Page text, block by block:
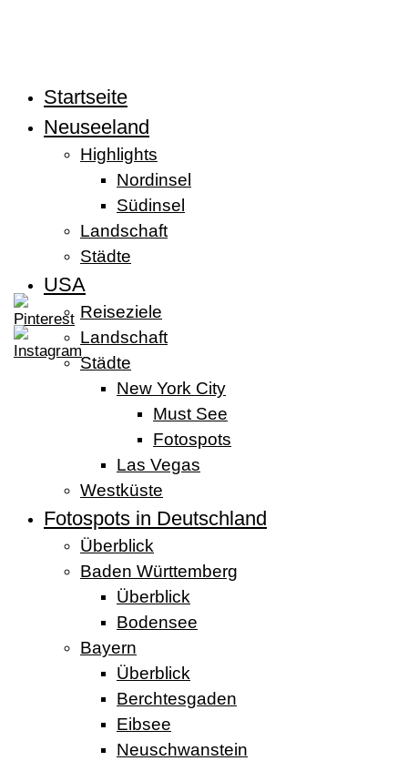
Startseite
Neuseeland
Highlights
Nordinsel
Südinsel
Landschaft
Städte
USA
Reiseziele
Landschaft
Städte
New York City
Must See
Fotospots
Las Vegas
Westküste
Fotospots in Deutschland
Überblick
Baden Württemberg
Überblick
Bodensee
Bayern
Überblick
Berchtesgaden
Eibsee
Neuschwanstein